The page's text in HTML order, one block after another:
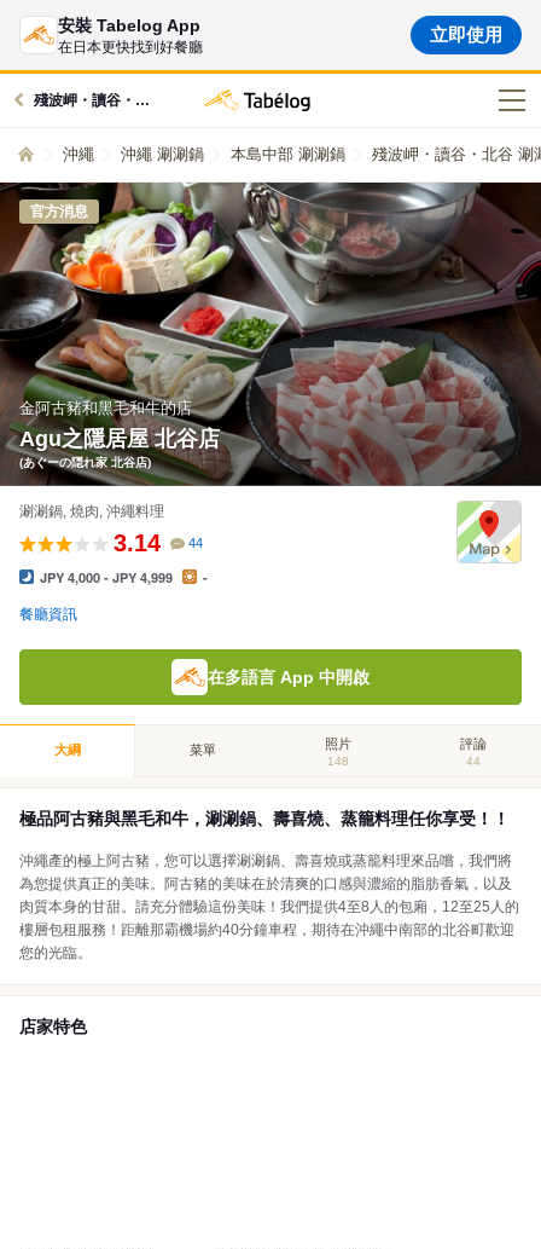
安裝 Tabelog App
在日本更快找到好餐廳
立即使用
殘波岬・讀谷・北谷周邊的美食
沖繩 沖繩 涮涮鍋 本島中部 涮涮鍋 殘波岬・讀谷・北谷 涮
官方消息
金阿古豬和黑毛和牛的店
Agu之隱居屋 北谷店
(あぐーの隠れ家 北谷店)
涮涮鍋, 燒肉, 沖繩料理
3.14 44
JPY 4,000 - JPY 4,999 -
餐廳資訊
在多語言 App 中開啟
大綱 菜單 照片
148
評論
44
極品阿古豬與黑毛和牛，涮涮鍋、壽喜燒、蒸籠料理任你享受！！
沖繩產的極上阿古豬，您可以選擇涮涮鍋、壽喜燒或蒸籠料理來品嚐，我們將
為您提供真正的美味。阿古豬的美味在於清爽的口感與濃縮的脂肪香氣，以及
肉質本身的甘甜。請充分體驗這份美味！我們提供4至8人的包廂，12至25人的
樓層包租服務！距離那霸機場約40分鐘車程，期待在沖繩中南部的北谷町歡迎
您的光臨。
店家特色